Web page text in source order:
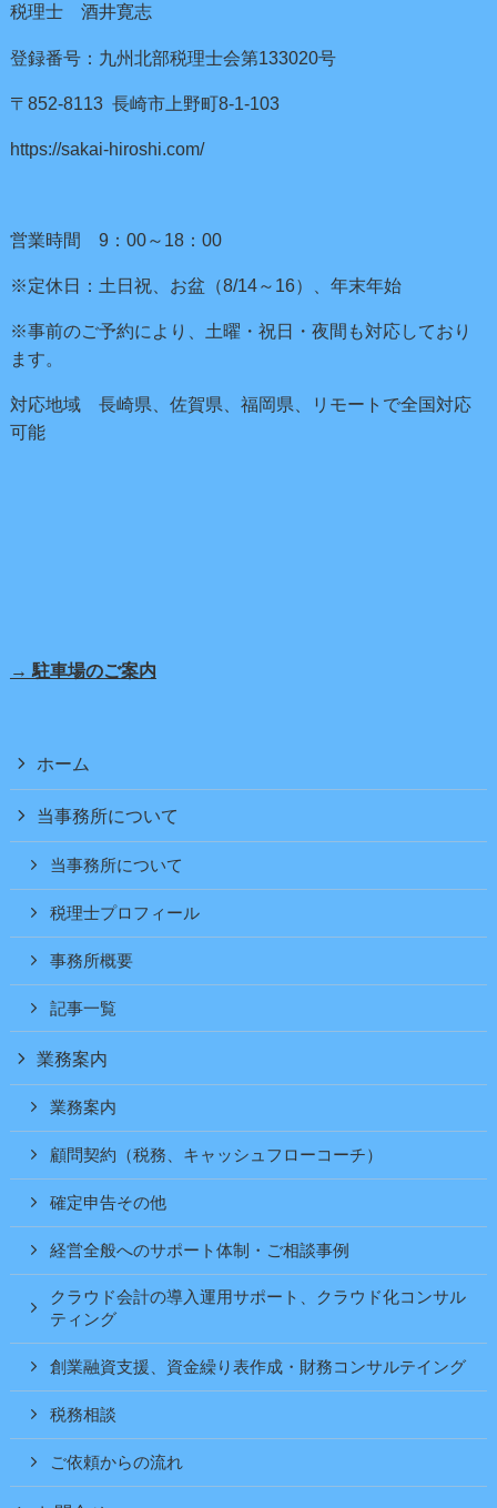
税理士 酒井寛志
登録番号：九州北部税理士会第133020号
〒852-8113 長崎市上野町8-1-103
https://sakai-hiroshi.com/
営業時間 9：00～18：00
※定休日：土日祝、お盆（8/14～16）、年末年始
※事前のご予約により、土曜・祝日・夜間も対応しており
ます。
対応地域 長崎県、佐賀県、福岡県、リモートで全国対応
可能
→ 駐車場のご案内
ホーム
当事務所について
当事務所について
税理士プロフィール
事務所概要
記事一覧
業務案内
業務案内
顧問契約（税務、キャッシュフローコーチ）
確定申告その他
経営全般へのサポート体制・ご相談事例
クラウド会計の導入運用サポート、クラウド化コンサル
ティング
創業融資支援、資金繰り表作成・財務コンサルテイング
税務相談
ご依頼からの流れ